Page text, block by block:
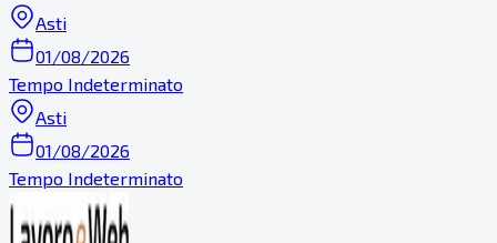
Asti
01/08/2026
Tempo Indeterminato
Asti
01/08/2026
Tempo Indeterminato